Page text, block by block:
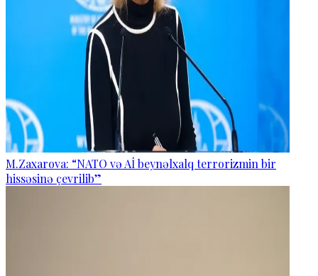
M.Zaxarova: “NATO və Aİ beynəlxalq terrorizmin bir
hissəsinə çevrilib”